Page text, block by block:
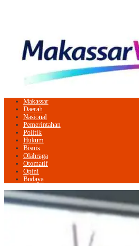
Makassar
Daerah
Nasional
Pemerintahan
Politik
Hukum
Bisnis
Olahraga
Otomatif
Opini
Budaya